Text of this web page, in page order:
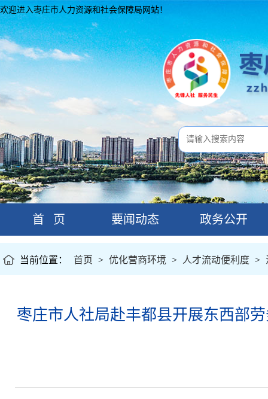
欢迎进入枣庄市人力资源和社会保障局网站！
首 页 要闻动态 政务公开
当前位置： 首页 > 优化营商环境 > 人才流动便利度 >
枣庄市人社局赴丰都县开展东西部